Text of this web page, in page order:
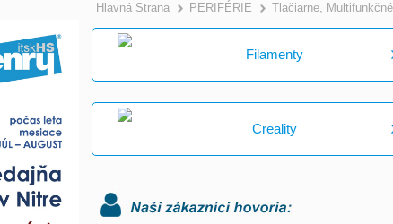
Hlavná Strana >
PERIFÉRIE >
Tlačiarne,
Filamenty
Creality